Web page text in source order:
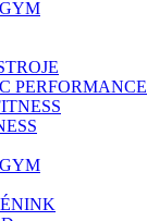
PERFORMANCE